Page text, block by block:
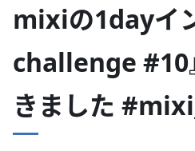
mixiの1dayイ
challenge #10
きました